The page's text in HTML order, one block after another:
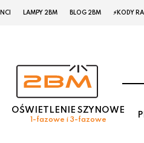
LAMPY 2BM BLOG 2BM ⚡KODY
OŚWIETLENIE SZYNOWE
1-fazowe i 3-fazowe